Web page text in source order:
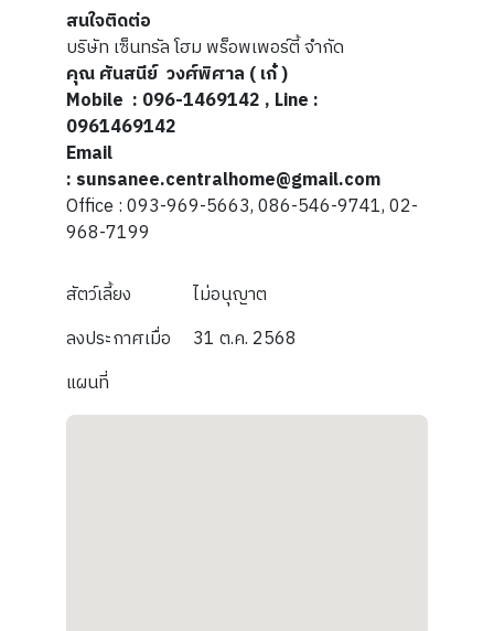
สนใจติดต่อ
บริษัท เซ็นทรัล โฮม พร็อพเพอร์ตี้ จำกัด
คุณ ศันสนีย์ วงศ์พิศาล ( เก๋ )
Mobile : 096-1469142 , Line :
0961469142
Email
: sunsanee.centralhome@gmail.com
Office : 093-969-5663, 086-546-9741, 02-
968-7199
สัตว์เลี้ยง
ไม่อนุญาต
ลงประกาศเมื่อ
31 ต.ค. 2568
แผนที่